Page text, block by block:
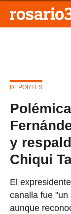
DEPORTES
y
Chiqui
El
canalla fue "un
aunque